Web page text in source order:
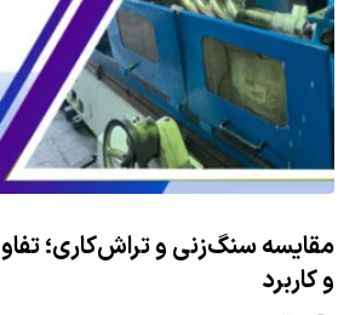
مقایسه سنگ‌زنی و تراش‌کاری؛
و کاربرد